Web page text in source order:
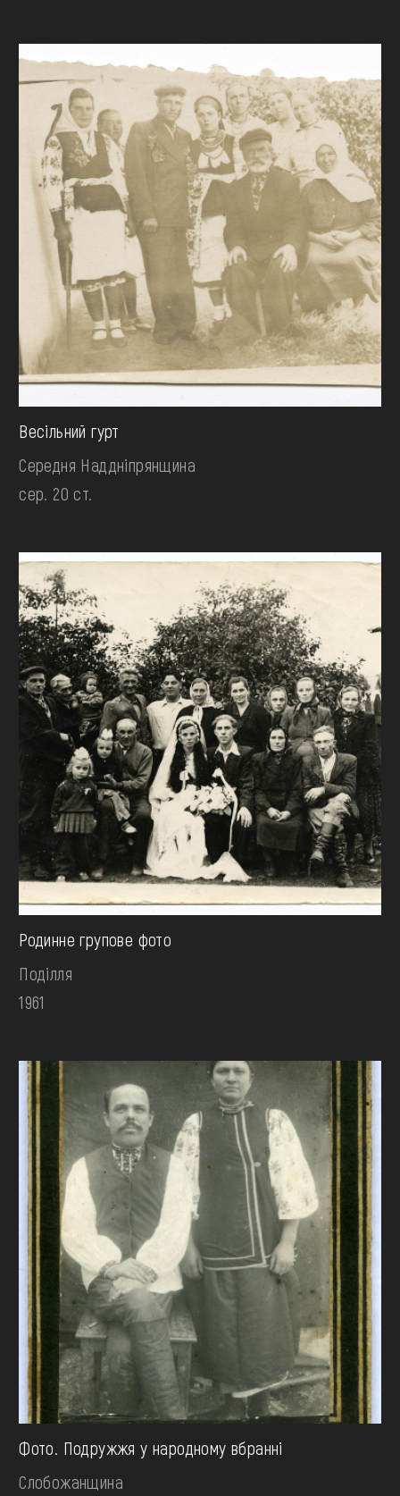
Весільний гурт
Середня Наддніпрянщина
сер. 20 ст.
Родинне групове фото
Поділля
1961
Фото. Подружжя у народному вбранні
Слобожанщина